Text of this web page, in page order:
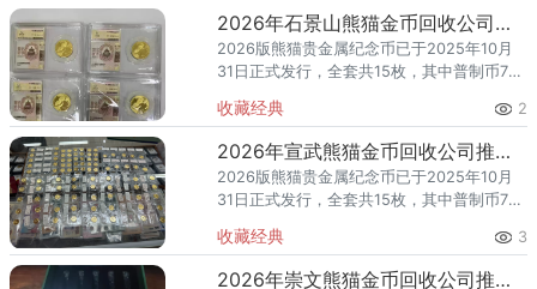
个问题：202
2026年石景山熊猫金币回收公司推荐 哪里回收价格高且支持上门？
2026版熊猫贵金属纪念币已于2025年10月
31日正式发行，全套共15枚，其中普制币7
续攀升，越来越多的石景山区藏家开始关注
一个问题：20
收藏经典 2
2026年宣武熊猫金币回收公司推荐 哪里回收价格高且支持上门？
2026版熊猫贵金属纪念币已于2025年10月
31日正式发行，全套共15枚，其中普制币7
续攀升，越来越多的宣武区藏家开始关注一
个问题：202
收藏经典 3
2026年崇文熊猫金币回收公司推荐 崇文上门回收熊猫金币